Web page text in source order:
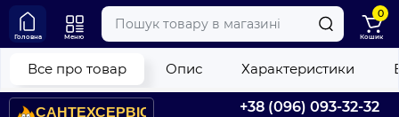
+38 (096) 093-32-32
Головна Меню
0
Кошик
Все про товар Опис Характеристики